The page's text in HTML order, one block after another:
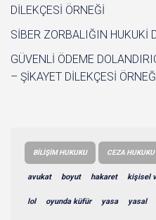
DİLEKÇESİ ÖRNEĞİ
SİBER ZORBALIĞIN HUKUKİ
GÜVENLİ ÖDEME
– ŞİKAYET DİLEKÇESİ
BILIŞIM HUKUKU CEZA HUKUKU
avukat boyut hakaret kişisel
lol oyunda küfür yasa yasal